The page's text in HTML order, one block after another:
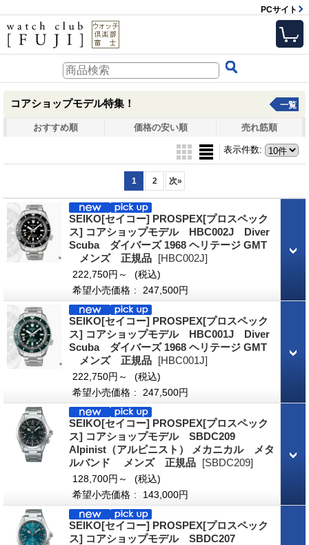
PCサイト
コアショップモデル特集！ 一覧
おすすめ順 価格の安い順 売れ筋順
表示件数:
1 2 次»
SEIKO[セイコー] PROSPEX[プロスペック
ス] コアショップモデル HBC002J Diver
Scuba ダイバーズ 1968 ヘリテージ GMT
メンズ 正規品 [HBC002J]
222,750円～
(税込)
希望小売価格 : 247,500円
SEIKO[セイコー] PROSPEX[プロスペック
ス] コアショップモデル HBC001J Diver
Scuba ダイバーズ 1968 ヘリテージ GMT
メンズ 正規品 [HBC001J]
222,750円～
(税込)
希望小売価格 : 247,500円
SEIKO[セイコー] PROSPEX[プロスペック
ス] コアショップモデル SBDC209
Alpinist（アルピニスト） メカニカル メタ
ルバンド メンズ 正規品 [SBDC209]
128,700円～
(税込)
希望小売価格 : 143,000円
SEIKO[セイコー] PROSPEX[プロスペック
ス] コアショップモデル SBDC207